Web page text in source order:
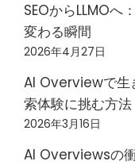
SEOからLLMOへ
変わる瞬間
2026年4月27日
AI Overviewで生
索体験に挑む方法
2026年3月16日
AI Overviewsの